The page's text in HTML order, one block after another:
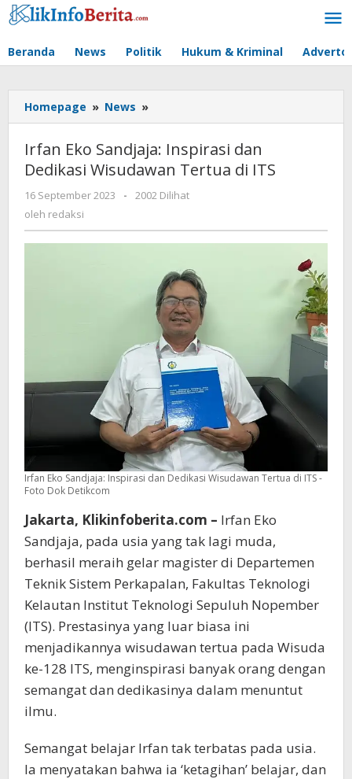
Lewati
ke
Beranda News Politik Hukum & Kriminal
Homepage » News »
Eko
Inspirasi
dan
Dedikasi
Irfan Eko Sandjaja: Inspirasi dan
Dedikasi Wisudawan Tertua di ITS
16 September 2023
oleh
-
2002 Dilihat
oleh redaksi
Irfan Eko Sandjaja: Inspirasi dan Dedikasi Wisudawan Tertua di ITS -
Foto Dok Detikcom
Jakarta, Klikinfoberita.com – Irfan Eko
Sandjaja, pada usia yang tak lagi muda,
berhasil meraih gelar magister di Departemen
Teknik Sistem Perkapalan, Fakultas Teknologi
Kelautan Institut Teknologi Sepuluh Nopember
(ITS). Prestasinya yang luar biasa ini
menjadikannya wisudawan tertua pada Wisuda
ke-128 ITS, menginspirasi banyak orang dengan
semangat dan dedikasinya dalam menuntut
ilmu.
Semangat belajar Irfan tak terbatas pada usia.
Ia menyatakan bahwa ia ‘ketagihan’ belajar, dan